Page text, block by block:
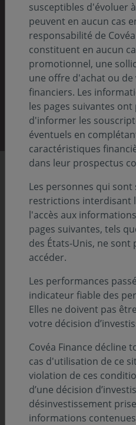
Nos
Pour comprendre
et nos
Découvrir
Previous
Au
susceptibles d'évoluer
peuvent en aucun cas
responsabilité de
constituent en aucun
promotionnel, une
une offre d'achat ou
financiers. Les
les pages suivantes
d'informer les
éventuels en
caractéristiques
dans leur prospectus
Les personnes qui sont
restrictions interdisant
l'accès aux
pages suivantes, tels
des États-Unis, ne sont
accéder.
Les performances
indicateur fiable des
Elles ne doivent pas
votre décision
Covéa Finance décline
cas d'utilisation de ce
violation de ces
d’une décision
désinvestissement
informations